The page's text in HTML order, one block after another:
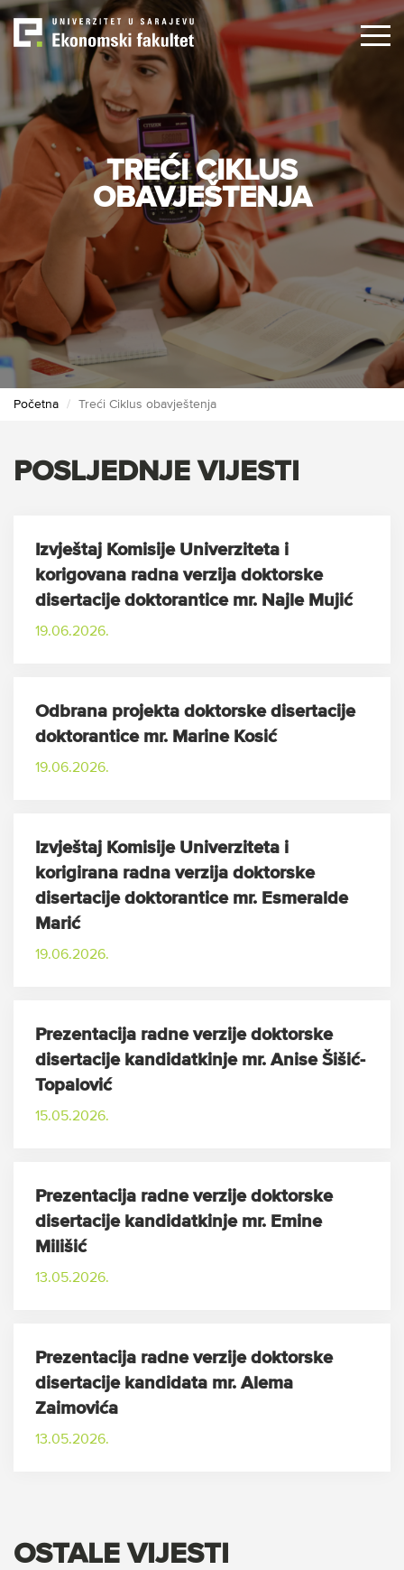
Skip
to
main
TREĆI CIKLUS
OBAVJEŠTENJA
Početna Treći Ciklus obavještenja
POSLJEDNJE VIJESTI
Izvještaj Komisije Univerziteta i
korigovana radna verzija doktorske
disertacije doktorantice mr. Najle Mujić
19.06.2026.
Odbrana projekta doktorske disertacije
doktorantice mr. Marine Kosić
19.06.2026.
Izvještaj Komisije Univerziteta i
korigirana radna verzija doktorske
disertacije doktorantice mr. Esmeralde
Marić
19.06.2026.
Prezentacija radne verzije doktorske
disertacije kandidatkinje mr. Anise Šišić-
Topalović
15.05.2026.
Prezentacija radne verzije doktorske
disertacije kandidatkinje mr. Emine
Milišić
13.05.2026.
Prezentacija radne verzije doktorske
disertacije kandidata mr. Alema
Zaimovića
13.05.2026.
OSTALE VIJESTI